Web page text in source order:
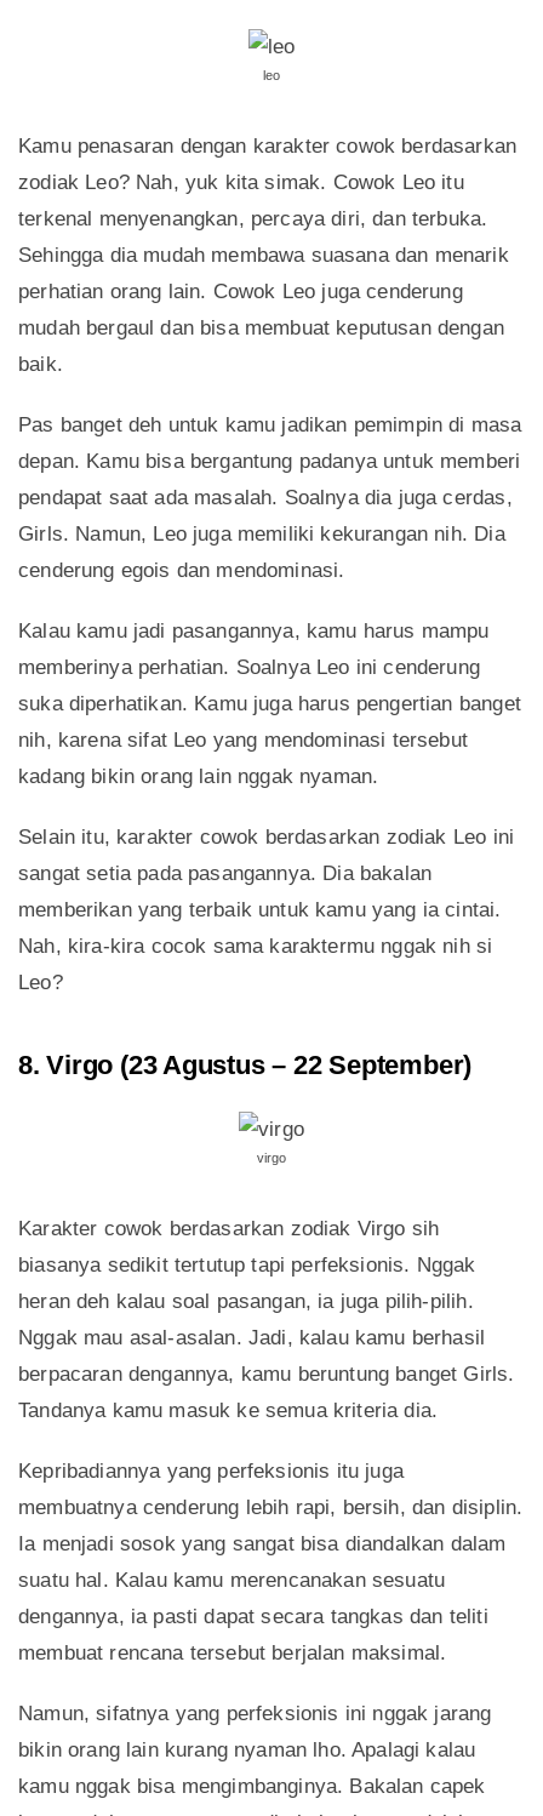
leo
Kamu penasaran dengan karakter cowok berdasarkan
zodiak Leo? Nah, yuk kita simak. Cowok Leo itu
terkenal menyenangkan, percaya diri, dan terbuka.
Sehingga dia mudah membawa suasana dan menarik
perhatian orang lain. Cowok Leo juga cenderung
mudah bergaul dan bisa membuat keputusan dengan
baik.
Pas banget deh untuk kamu jadikan pemimpin di masa
depan. Kamu bisa bergantung padanya untuk memberi
pendapat saat ada masalah. Soalnya dia juga cerdas,
Girls. Namun, Leo juga memiliki kekurangan nih. Dia
cenderung egois dan mendominasi.
Kalau kamu jadi pasangannya, kamu harus mampu
memberinya perhatian. Soalnya Leo ini cenderung
suka diperhatikan. Kamu juga harus pengertian banget
nih, karena sifat Leo yang mendominasi tersebut
kadang bikin orang lain nggak nyaman.
Selain itu, karakter cowok berdasarkan zodiak Leo ini
sangat setia pada pasangannya. Dia bakalan
memberikan yang terbaik untuk kamu yang ia cintai.
Nah, kira-kira cocok sama karaktermu nggak nih si
Leo?
8. Virgo (23 Agustus – 22 September)
virgo
Karakter cowok berdasarkan zodiak Virgo sih
biasanya sedikit tertutup tapi perfeksionis. Nggak
heran deh kalau soal pasangan, ia juga pilih-pilih.
Nggak mau asal-asalan. Jadi, kalau kamu berhasil
berpacaran dengannya, kamu beruntung banget Girls.
Tandanya kamu masuk ke semua kriteria dia.
Kepribadiannya yang perfeksionis itu juga
membuatnya cenderung lebih rapi, bersih, dan disiplin.
Ia menjadi sosok yang sangat bisa diandalkan dalam
suatu hal. Kalau kamu merencanakan sesuatu
dengannya, ia pasti dapat secara tangkas dan teliti
membuat rencana tersebut berjalan maksimal.
Namun, sifatnya yang perfeksionis ini nggak jarang
bikin orang lain kurang nyaman lho. Apalagi kalau
kamu nggak bisa mengimbanginya. Bakalan capek